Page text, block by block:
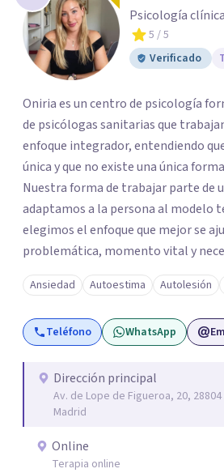
Psicología clínica
5 / 5
Verificado
Oniria es un centro de psicología
de psicólogas sanitarias que
enfoque integrador, entendiendo
única y que no existe una única
Nuestra forma de trabajar parte de
adaptamos a la persona al modelo
elegimos el enfoque que mejor se
problemática, momento vital y
La evaluación es una fase esencial
Realizamos una valoración rigurosa
intervención, porque una buena
la base de un tratamiento eficaz. No
individualizada. Además, mantenemos espacios
periódicos de supervisión clínica.
cuenta con una terapeuta de
enriquece con la mirada del equipo
garantizando una atención más
Ansiedad Autoestima Autolesión
Teléfono WhatsApp
Dirección principal
Av. de Lope de Figueroa, 20,
Madrid
Online
Terapia online